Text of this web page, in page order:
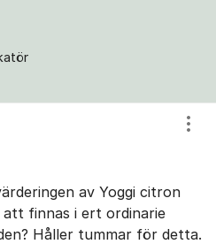
av Yoggi citron
finnas i ert ordinarie
Håller tummar för detta.